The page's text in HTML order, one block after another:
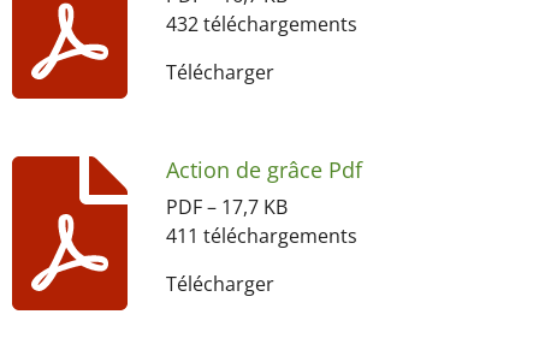
432 téléchargements
Télécharger
Action de grâce Pdf
PDF – 17,7 KB
411 téléchargements
Télécharger